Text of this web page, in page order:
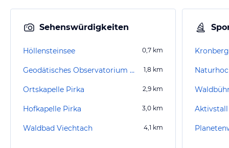
Sehenswürdigkeiten
Höllensteinsee 0,7 km
Geodätisches Observatorium Wettzell 1,8 km
Ortskapelle Pirka 2,9 km
Hofkapelle Pirka 3,0 km
Waldbad Viechtach 4,1 km